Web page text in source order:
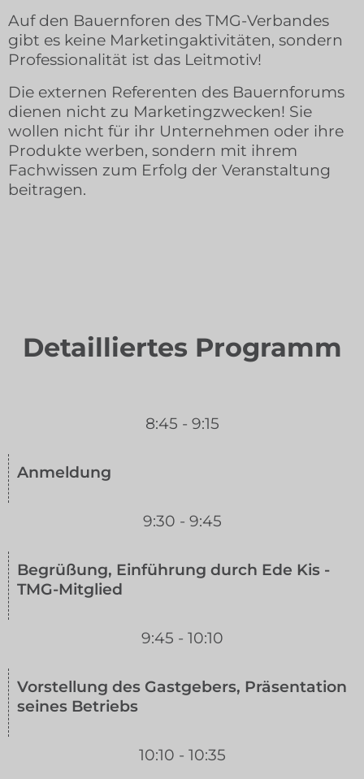
Auf den Bauernforen des TMG-Verbandes
gibt es keine Marketingaktivitäten, sondern
Professionalität ist das Leitmotiv!
Die externen Referenten des Bauernforums
dienen nicht zu Marketingzwecken! Sie
wollen nicht für ihr Unternehmen oder ihre
Produkte werben, sondern mit ihrem
Fachwissen zum Erfolg der Veranstaltung
beitragen.
Detailliertes Programm
8:45 - 9:15
Anmeldung
9:30 - 9:45
Begrüßung, Einführung durch Ede Kis -
TMG-Mitglied
9:45 - 10:10
Vorstellung des Gastgebers, Präsentation
seines Betriebs
10:10 - 10:35